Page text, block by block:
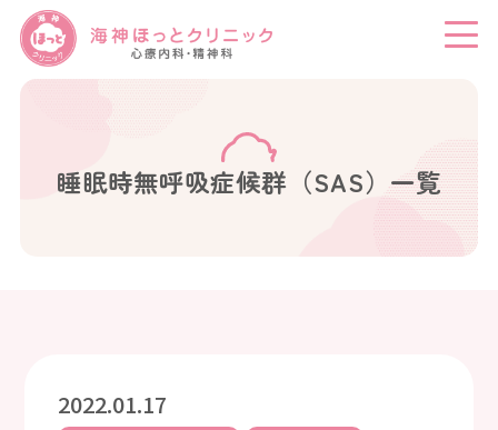
睡眠時無呼吸症候群（SAS）一覧
2022.01.17